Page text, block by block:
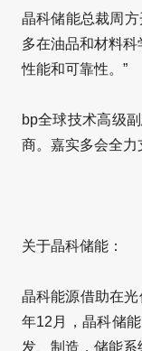
晶科储能总裁周
多在油品和材料
性能和可靠性。”
bp全球技术高级
商。嘉实多会全力
关于晶科储能：
晶科能源借助在
年12月，晶科储
发、制造，储能系